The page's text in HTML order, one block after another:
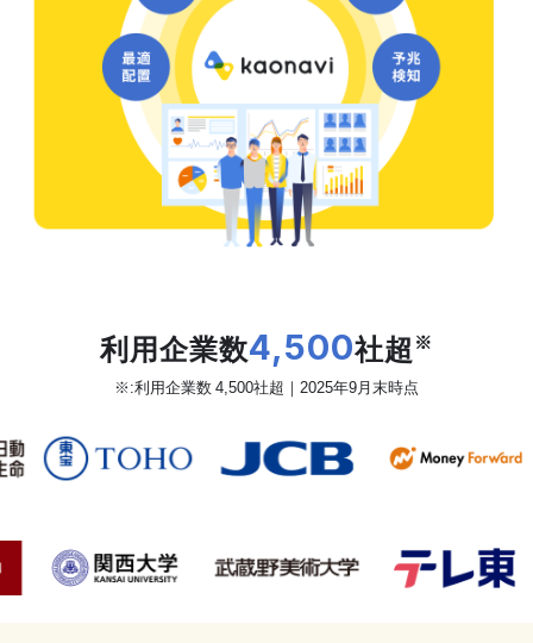
利用企業数4,500社超 ※
※:利用企業数 4,500社超｜2025年9月末時点